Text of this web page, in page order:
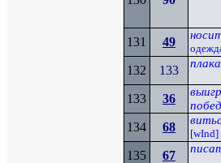
131 49
132 133
133 36
134 68
[wInd]
135 67